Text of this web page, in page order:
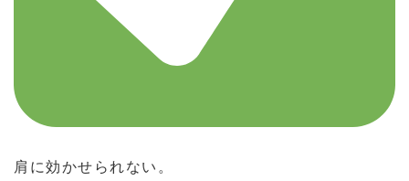
肩に効かせられない。